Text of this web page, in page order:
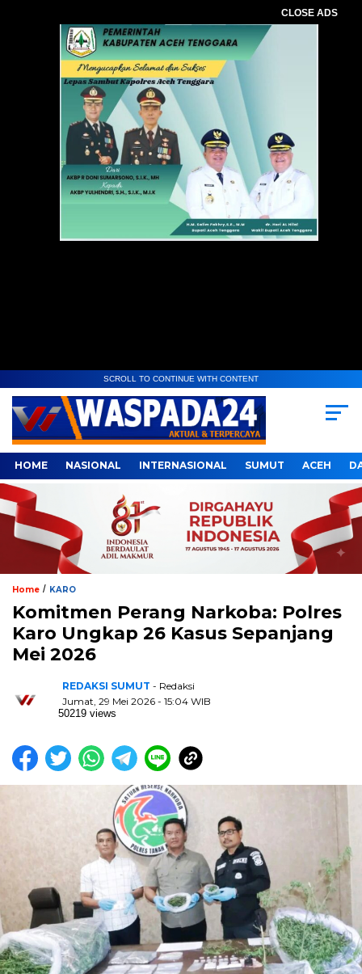
CLOSE ADS
SCROLL TO CONTINUE WITH CONTENT
HOME NASIONAL INTERNASIONAL SUMUT ACEH
Home / KARO
Komitmen Perang Narkoba: Polres
Karo Ungkap 26 Kasus Sepanjang
Mei 2026
REDAKSI SUMUT - Redaksi
Jumat, 29 Mei 2026 - 15:04 WIB
50219 views